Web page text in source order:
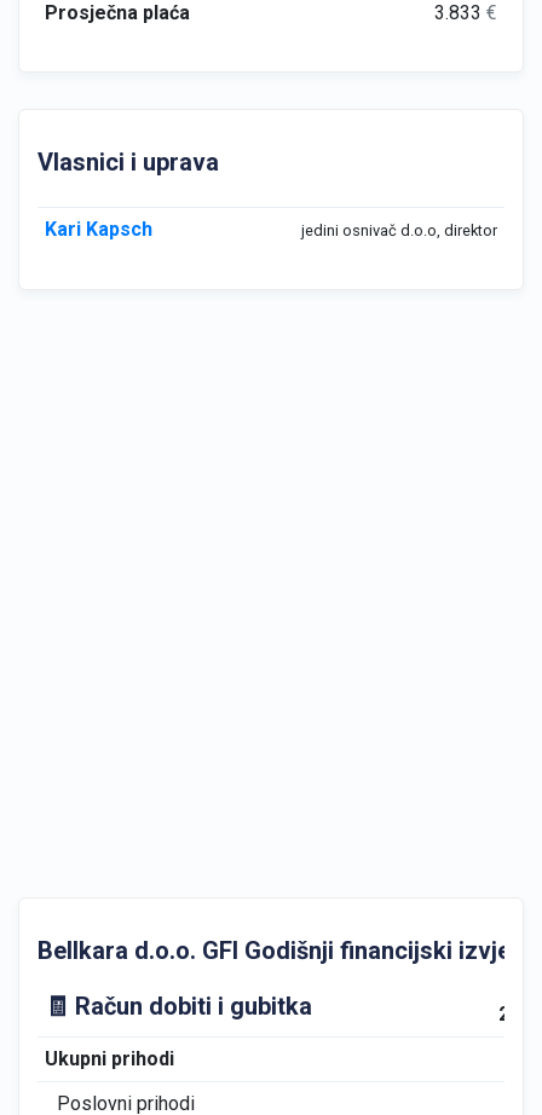
Prosječna plaća
3.833€
Vlasnici i uprava
Kari Kapsch jedini osnivač d.o.o, direktor
Bellkara d.o.o. GFI Godišnji financijski
🧾 Račun dobiti i gubitka
2024
Ukupni prihodi
Poslovni prihodi